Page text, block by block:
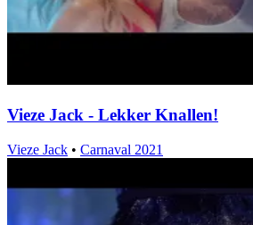
Vieze Jack - Lekker Knallen!
Vieze Jack • Carnaval 2021